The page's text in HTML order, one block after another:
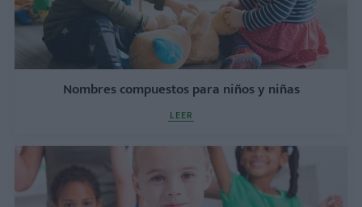
Nombres compuestos para niños y niñas
LEER